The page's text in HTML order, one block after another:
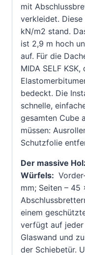
mit
verkleidet.
kN/m2 stand.
ist 2,9 m hoch
auf. Für die
MIDA SELF
bedeckt. Die
schnelle,
gesamten Cube
müssen:
Schutzfolie
Der massive
Würfels:
mm; Seiten –
einem
verfügt auf jeder
Glaswand und
der Schiebetür.